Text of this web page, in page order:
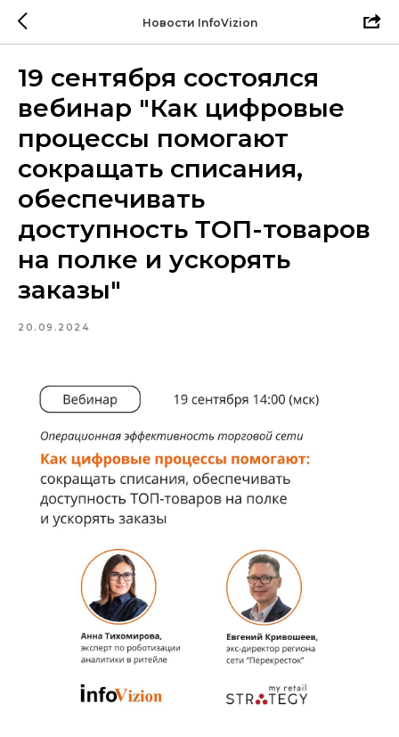
Новости InfoVizion
19 сентября состоялся
вебинар "Как цифровые
процессы помогают
сокращать списания,
обеспечивать
доступность ТОП-товаров
на полке и ускорять
заказы"
20.09.2024